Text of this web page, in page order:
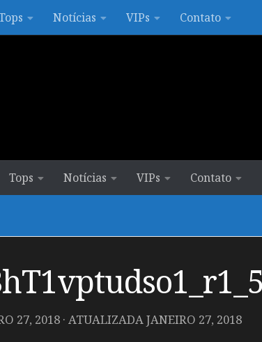
Notícias VIPs Contato
Tops Notícias VIPs Contato
27, 2018 · ATUALIZADAJANEIRO 27, 2018